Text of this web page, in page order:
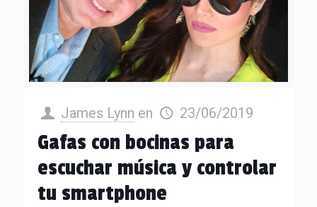
James Lynn en 23/06/2019
Gafas con bocinas para
escuchar música y controlar
tu smartphone